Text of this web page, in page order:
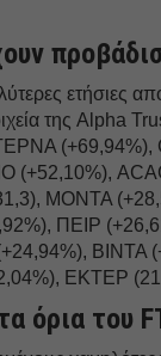
ετήσιες
της Alpha
(+69,94%),
(+52,10%),
ΜΟΝΤΑ
ΠΕΙΡ
ΒΙΝΤΑ
ΕΚΤΕΡ
όρια του